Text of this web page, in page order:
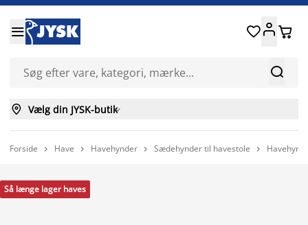


 
 Vælg din JYSK-butik
Forside  Have  Havehynder  Sædehynder til havestole 
Så længe lager haves